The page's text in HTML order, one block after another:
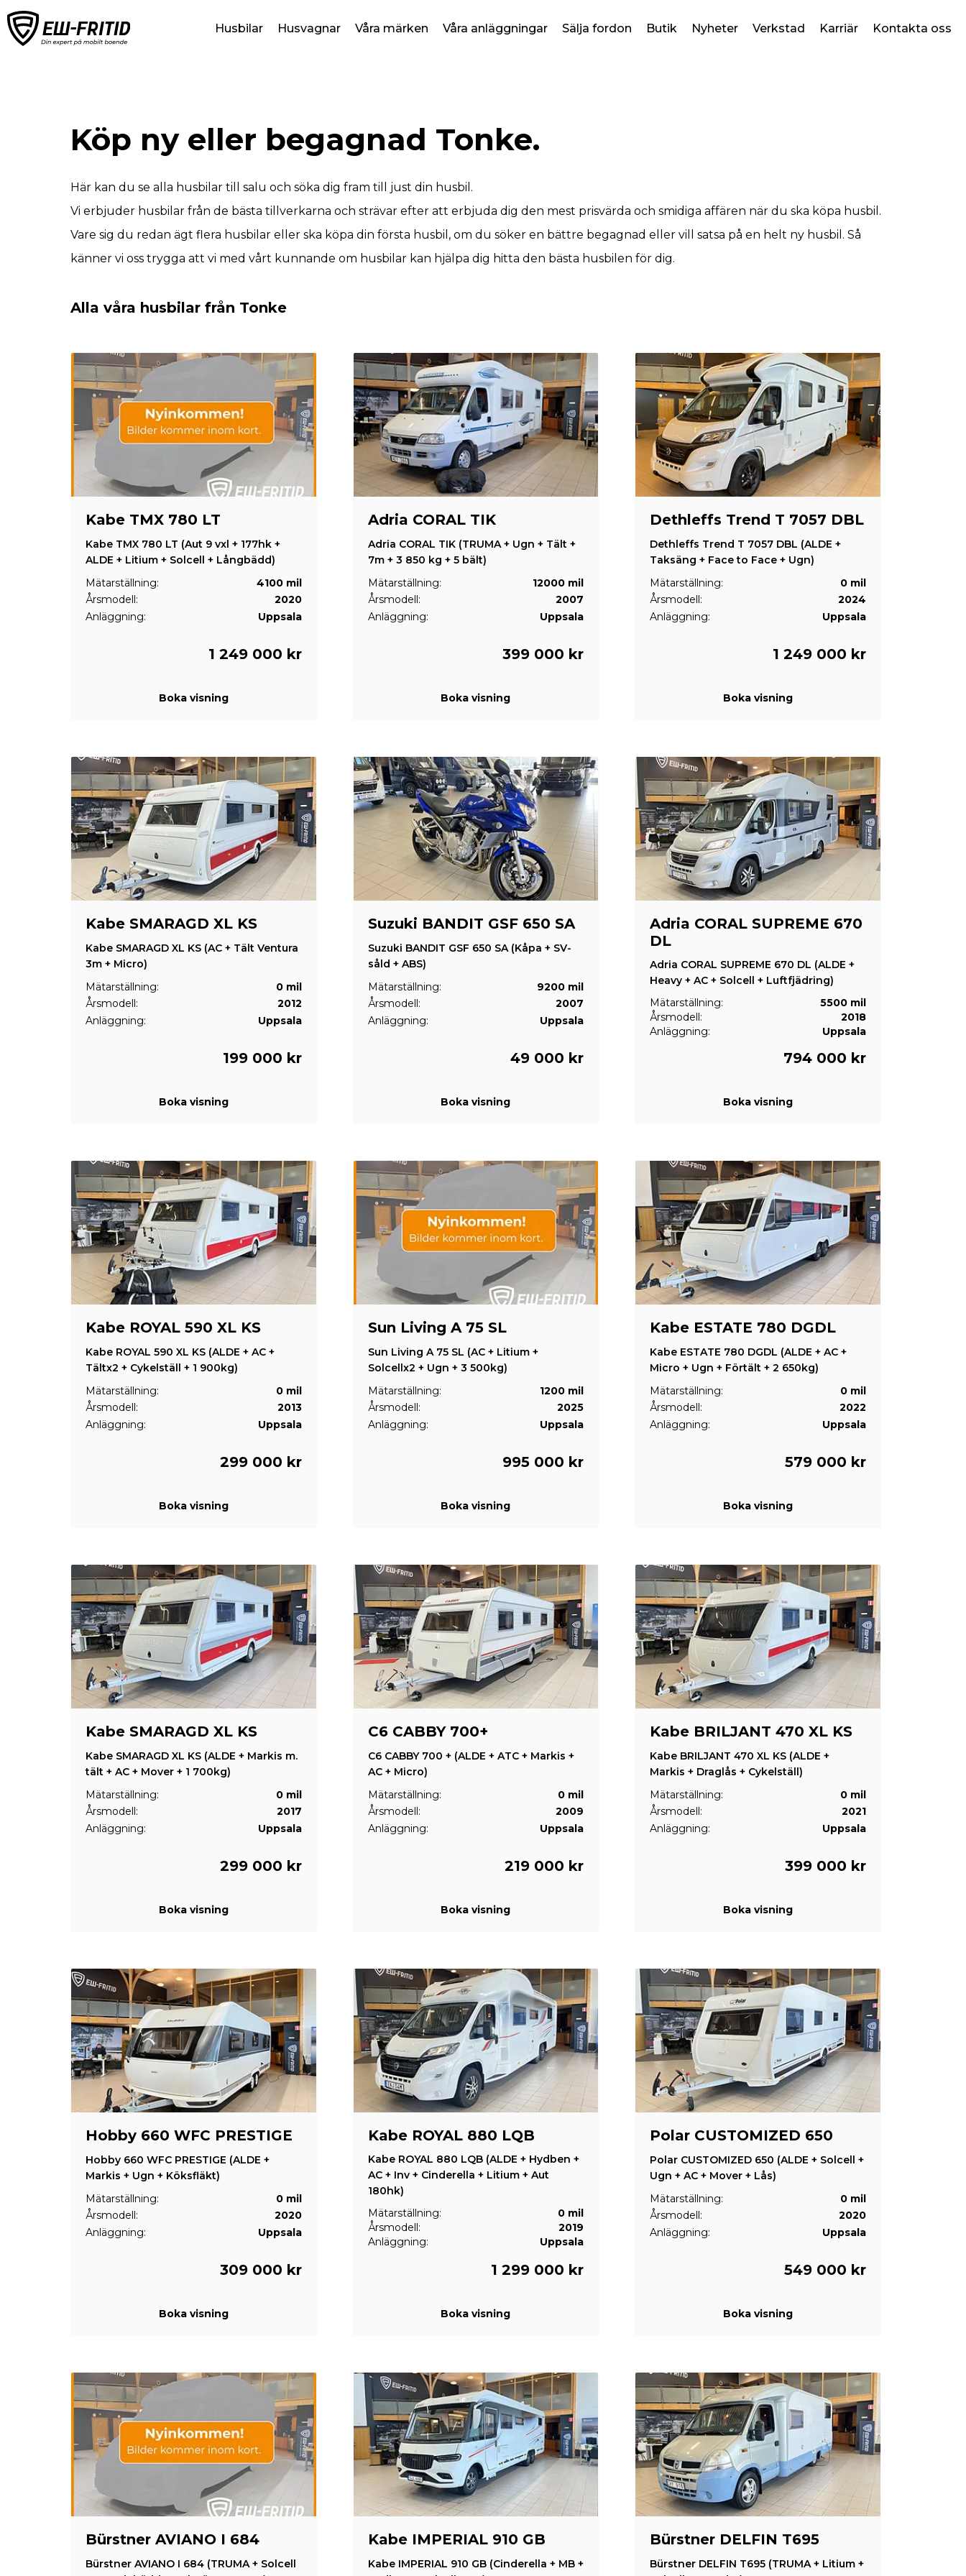
Husbilar Husvagnar Våra märken Våra anläggningar Sälja fordon Butik Nyheter Verkstad Karriär Kontakta oss
Köp ny eller begagnad Tonke.
Här kan du se alla husbilar till salu och söka dig fram till just din husbil.
Vi erbjuder husbilar från de bästa tillverkarna och strävar efter att erbjuda dig den mest prisvärda och smidiga affären när du ska köpa husbil.
Vare sig du redan ägt flera husbilar eller ska köpa din första husbil, om du söker en bättre begagnad eller vill satsa på en helt ny husbil. Så
känner vi oss trygga att vi med vårt kunnande om husbilar kan hjälpa dig hitta den bästa husbilen för dig.
Alla våra husbilar från Tonke
Kabe TMX 780 LT
Kabe TMX 780 LT (Aut 9 vxl + 177hk +
ALDE + Litium + Solcell + Långbädd)
Mätarställning:
4100 mil
Årsmodell:
2020
Anläggning:
Uppsala
1 249 000 kr
Boka visning
Adria CORAL TIK
Adria CORAL TIK (TRUMA + Ugn + Tält +
7m + 3 850 kg + 5 bält)
Mätarställning:
12000 mil
Årsmodell:
2007
Anläggning:
Uppsala
399 000 kr
Boka visning
Dethleffs Trend T 7057 DBL
Dethleffs Trend T 7057 DBL (ALDE +
Taksäng + Face to Face + Ugn)
Mätarställning:
0 mil
Årsmodell:
2024
Anläggning:
Uppsala
1 249 000 kr
Boka visning
Kabe SMARAGD XL KS
Kabe SMARAGD XL KS (AC + Tält Ventura
3m + Micro)
Mätarställning:
0 mil
Årsmodell:
2012
Anläggning:
Uppsala
199 000 kr
Boka visning
Suzuki BANDIT GSF 650 SA
Suzuki BANDIT GSF 650 SA (Kåpa + SV-
såld + ABS)
Mätarställning:
9200 mil
Årsmodell:
2007
Anläggning:
Uppsala
49 000 kr
Boka visning
Adria CORAL SUPREME 670
DL
Adria CORAL SUPREME 670 DL (ALDE +
Heavy + AC + Solcell + Luftfjädring)
Mätarställning:
5500 mil
Årsmodell:
2018
Anläggning:
Uppsala
794 000 kr
Boka visning
Kabe ROYAL 590 XL KS
Kabe ROYAL 590 XL KS (ALDE + AC +
Tältx2 + Cykelställ + 1 900kg)
Mätarställning:
0 mil
Årsmodell:
2013
Anläggning:
Uppsala
299 000 kr
Boka visning
Sun Living A 75 SL
Sun Living A 75 SL (AC + Litium +
Solcellx2 + Ugn + 3 500kg)
Mätarställning:
1200 mil
Årsmodell:
2025
Anläggning:
Uppsala
995 000 kr
Boka visning
Kabe ESTATE 780 DGDL
Kabe ESTATE 780 DGDL (ALDE + AC +
Micro + Ugn + Förtält + 2 650kg)
Mätarställning:
0 mil
Årsmodell:
2022
Anläggning:
Uppsala
579 000 kr
Boka visning
Kabe SMARAGD XL KS
Kabe SMARAGD XL KS (ALDE + Markis m.
tält + AC + Mover + 1 700kg)
Mätarställning:
0 mil
Årsmodell:
2017
Anläggning:
Uppsala
299 000 kr
Boka visning
C6 CABBY 700+
C6 CABBY 700 + (ALDE + ATC + Markis +
AC + Micro)
Mätarställning:
0 mil
Årsmodell:
2009
Anläggning:
Uppsala
219 000 kr
Boka visning
Kabe BRILJANT 470 XL KS
Kabe BRILJANT 470 XL KS (ALDE +
Markis + Draglås + Cykelställ)
Mätarställning:
0 mil
Årsmodell:
2021
Anläggning:
Uppsala
399 000 kr
Boka visning
Hobby 660 WFC PRESTIGE
Hobby 660 WFC PRESTIGE (ALDE +
Markis + Ugn + Köksfläkt)
Mätarställning:
0 mil
Årsmodell:
2020
Anläggning:
Uppsala
309 000 kr
Boka visning
Kabe ROYAL 880 LQB
Kabe ROYAL 880 LQB (ALDE + Hydben +
AC + Inv + Cinderella + Litium + Aut
180hk)
Mätarställning:
0 mil
Årsmodell:
2019
Anläggning:
Uppsala
1 299 000 kr
Boka visning
Polar CUSTOMIZED 650
Polar CUSTOMIZED 650 (ALDE + Solcell +
Ugn + AC + Mover + Lås)
Mätarställning:
0 mil
Årsmodell:
2020
Anläggning:
Uppsala
549 000 kr
Boka visning
Bürstner AVIANO I 684
Bürstner AVIANO I 684 (TRUMA + Solcell
Kabe IMPERIAL 910 GB
Kabe IMPERIAL 910 GB (Cinderella + MB +
Bürstner DELFIN T695
Bürstner DELFIN T695 (TRUMA + Litium +